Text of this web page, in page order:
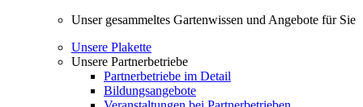
Unser gesammeltes Gartenwissen und Angebote für Sie
Unsere Plakette
Unsere Partnerbetriebe
Partnerbetriebe im Detail
Bildungsangebote